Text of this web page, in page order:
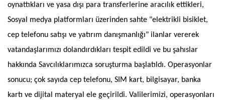
oynattıkları ve yasa dışı para transferlerine aracılık ettikleri,
Sosyal medya platformları üzerinden sahte "elektrikli bisiklet,
cep telefonu satışı ve yatırım danışmanlığı" ilanlar vererek
vatandaşlarımızı dolandırdıkları tespit edildi ve bu şahıslar
hakkında Savcılıklarımızca soruşturma başlatıldı. Operasyonlar
sonucu; çok sayıda cep telefonu, SIM kart, bilgisayar, banka
kartı ve dijital materyal ele geçirildi. Valilerimizi, operasyonları